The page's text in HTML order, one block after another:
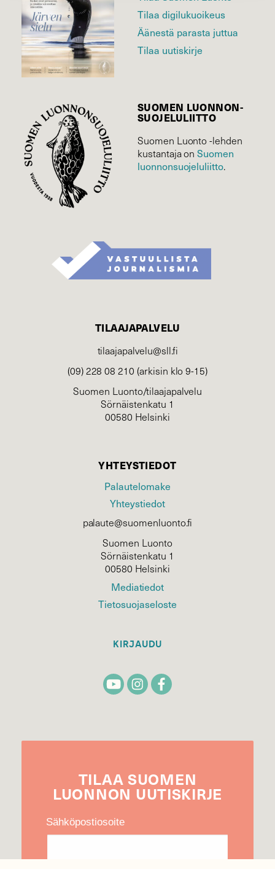
Tilaa digilukuoikeus
Äänestä parasta juttua
Tilaa uutiskirje
SUOMEN LUONNON­
SUOJELU­LIITTO
Suomen Luonto -lehden
kustantaja onSuomen
luonnonsuojelu­liitto.
TILAAJAPALVELU
tilaajapalvelu@sll.fi
(09) 228 08 210 (arkisin klo 9-15)
Suomen Luonto/tilaajapalvelu
Sörnäistenkatu 1
00580 Helsinki
YHTEYSTIEDOT
Palautelomake
Yhteystiedot
palaute@suomenluonto.fi
Suomen Luonto
Sörnäistenkatu 1
00580 Helsinki
Mediatiedot
Tietosuojaseloste
KIRJAUDU
TILAA SUOMEN
LUONNON UUTIS­KIRJE
Sähköpostiosoite